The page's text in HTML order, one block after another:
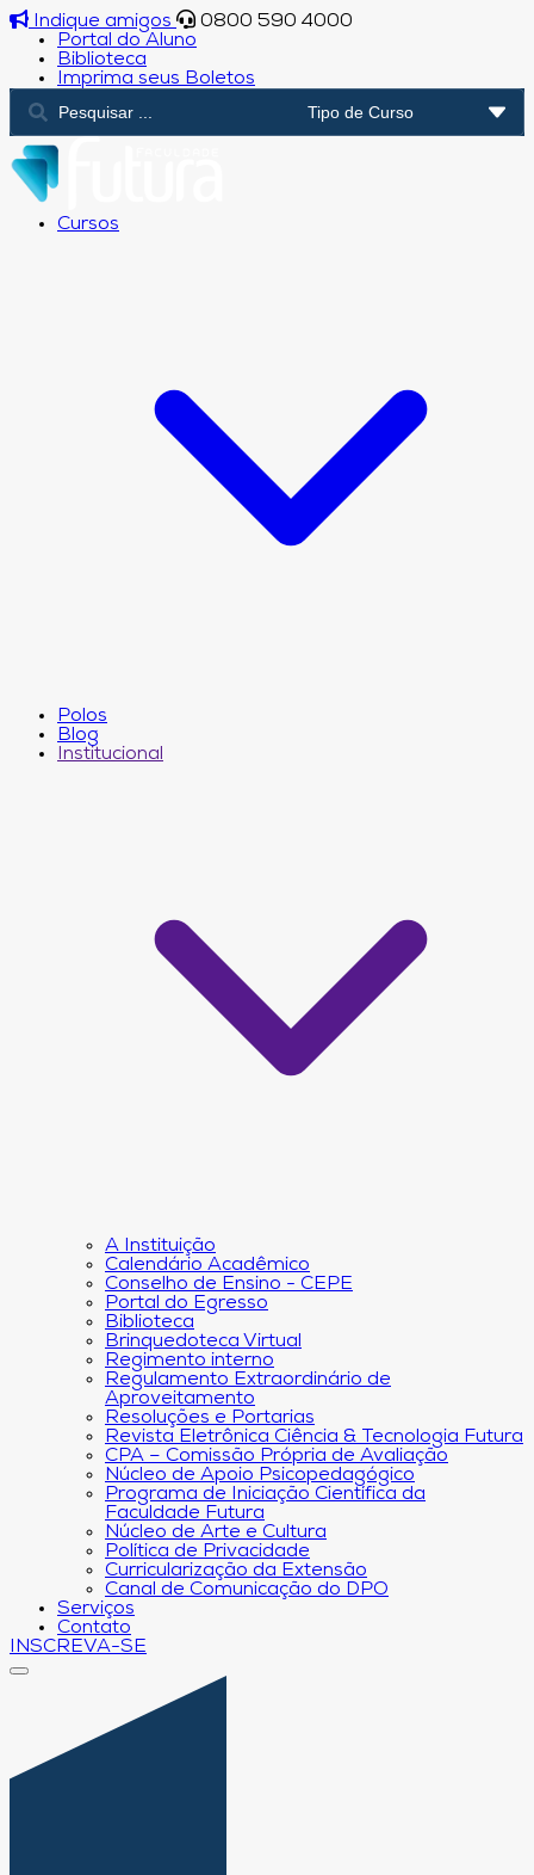
Indique amigos
0800 590 4000
Portal do Aluno
Biblioteca
Imprima seus Boletos
Cursos
Polos
Blog
Institucional
A Instituição
Calendário Acadêmico
Conselho de Ensino - CEPE
Portal do Egresso
Biblioteca
Brinquedoteca Virtual
Regimento interno
Regulamento Extraordinário de
Aproveitamento
Resoluções e Portarias
Revista Eletrônica Ciência & Tecnologia Futura
CPA – Comissão Própria de Avaliação
Núcleo de Apoio Psicopedagógico
Programa de Iniciação Científica da
Faculdade Futura
Núcleo de Arte e Cultura
Política de Privacidade
Curricularização da Extensão
Canal de Comunicação do DPO
Serviços
Contato
INSCREVA-SE